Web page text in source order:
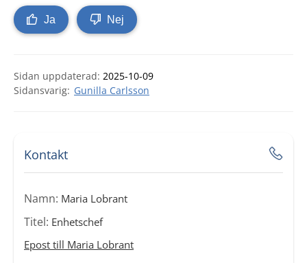
Ja Nej
Sidan uppdaterad: 2025-10-09
Gunilla Carlsson
Kontakt
Namn: Maria Lobrant
Titel: Enhetschef
Epost till Maria Lobrant